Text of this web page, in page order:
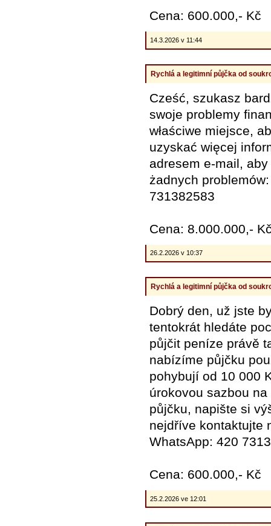
Cena: 600.000,- Kč
14.3.2026 v 11:44
Rychlá a legitimní půjčka od
Cześć, szukasz
swoje problemy
właściwe miejsce,
uzyskać więcej
adresem e-mail,
żadnych
731382583
Cena: 8.000.000,-
26.2.2026 v 10:37
Rychlá a legitimní půjčka od
Dobrý den, už jste
tentokrát hledáte
půjčit peníze právě
nabízíme půjčku
pohybují od 10 000
úrokovou sazbou
půjčku, napište si
nejdříve kontaktujte
WhatsApp: 420
Cena: 600.000,- Kč
25.2.2026 ve 12:01